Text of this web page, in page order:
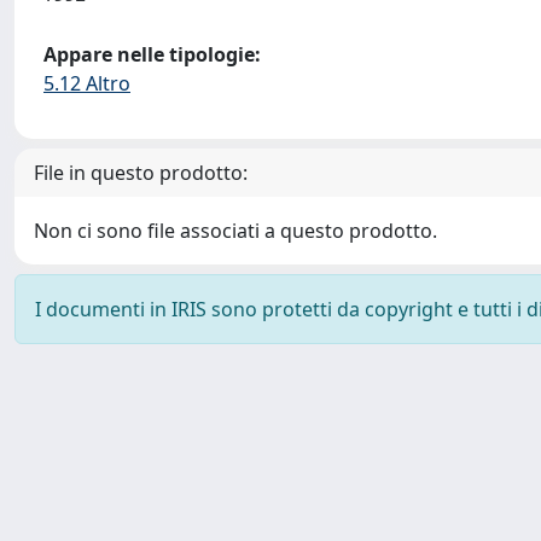
Appare nelle tipologie:
5.12 Altro
File in questo prodotto:
Non ci sono file associati a questo prodotto.
I documenti in IRIS sono protetti da copyright e tutti i